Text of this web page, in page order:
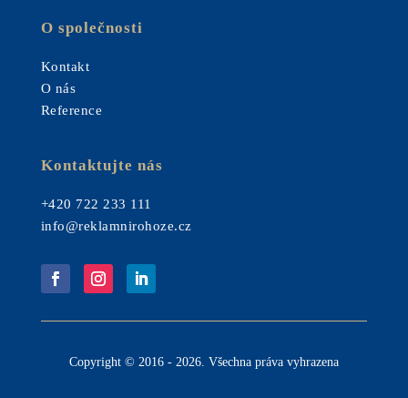
O společnosti
Kontakt
O nás
Reference
Kontaktujte nás
+420 722 233 111
info@reklamnirohoze.cz
Copyright © 2016 - 2026. Všechna práva vyhrazena